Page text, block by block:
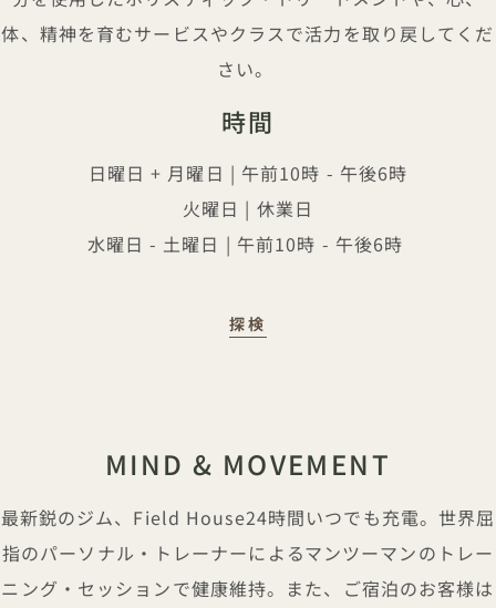
体、精神を育むサービスやクラスで活力を取り戻してくだ
さい。
時間
日曜日 + 月曜日 | 午前10時 - 午後6時
火曜日 | 休業日
水曜日 - 土曜日 | 午前10時 - 午後6時
探検
MIND & MOVEMENT
最新鋭のジム、Field House24時間いつでも充電。世界屈
指のパーソナル・トレーナーによるマンツーマンのトレー
ニング・セッションで健康維持。また、ご宿泊のお客様は